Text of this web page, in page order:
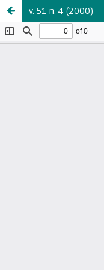
v. 51 n. 4 (2000)